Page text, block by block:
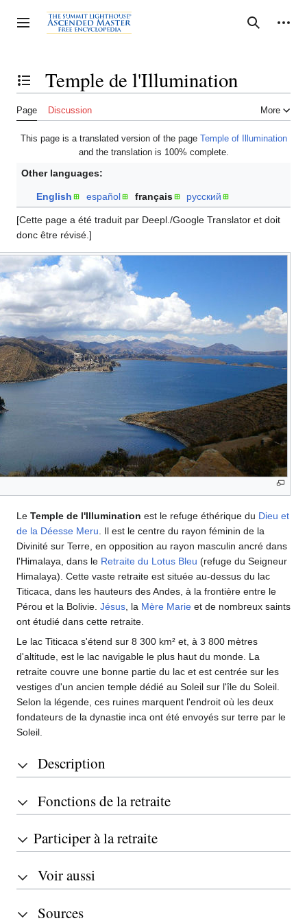
to
content
Toggle sidebar Search
Personal tools
Toggle the table of contentsTemple de l'Illumination
Page Discussion More
This page is a translated version of the page Temple of Illumination
and the translation is 100% complete.
Other languages:
English español français русский
[Cette page a été traduit par Deepl./Google Translator et doit
donc être révisé.]
Le Temple de l'Illumination est le refuge éthérique du Dieu et
de la Déesse Meru. Il est le centre du rayon féminin de la
Divinité sur Terre, en opposition au rayon masculin ancré dans
l'Himalaya, dans le Retraite du Lotus Bleu (refuge du Seigneur
Himalaya). Cette vaste retraite est située au-dessus du lac
Titicaca, dans les hauteurs des Andes, à la frontière entre le
Pérou et la Bolivie. Jésus, la Mère Marie et de nombreux saints
ont étudié dans cette retraite.
Le lac Titicaca s'étend sur 8 300 km² et, à 3 800 mètres
d'altitude, est le lac navigable le plus haut du monde. La
retraite couvre une bonne partie du lac et est centrée sur les
vestiges d'un ancien temple dédié au Soleil sur l'île du Soleil.
Selon la légende, ces ruines marquent l'endroit où les deux
fondateurs de la dynastie inca ont été envoyés sur terre par le
Soleil.
Description
Fonctions de la retraite
Participer à la retraite
Voir aussi
Sources